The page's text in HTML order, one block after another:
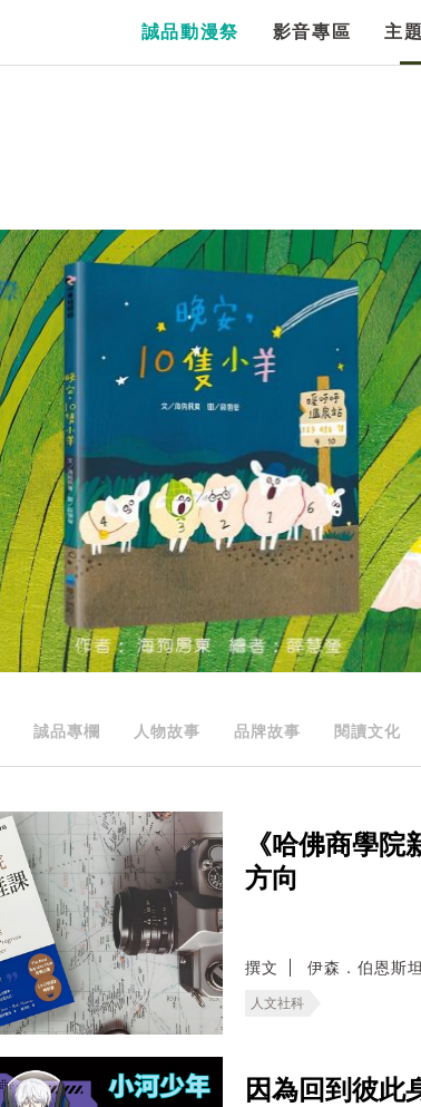
誠品動漫祭 影音專區 主
誠品專欄 人物故事 品牌故事 閱讀文化
《哈佛商學
方向
撰文 伊森．伯恩斯
人文社科
因為回到彼